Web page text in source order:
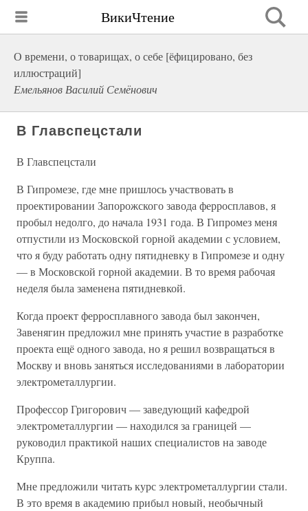
ВикиЧтение
О времени, о товарищах, о себе [ёфицировано, без
иллюстраций]
Емельянов Василий Семёнович
В Главспецстали
В Главспецстали
В Гипромезе, где мне пришлось участвовать в
проектировании Запорожского завода ферросплавов, я
пробыл недолго, до начала 1931 года. В Гипромез меня
отпустили из Московской горной академии с условием,
что я буду работать одну пятидневку в Гипромезе и одну
— в Московской горной академии. В то время рабочая
неделя была заменена пятидневкой.
Когда проект ферросплавного завода был закончен,
Завенягин предложил мне принять участие в разработке
проекта ещё одного завода, но я решил возвращаться в
Москву и вновь заняться исследованиями в лаборатории
электрометаллургии.
Профессор Григорович — заведующий кафедрой
электрометаллургии — находился за границей —
руководил практикой наших специалистов на заводе
Круппа.
Мне предложили читать курс электрометаллургии стали.
В это время в академию прибыл новый, необычный